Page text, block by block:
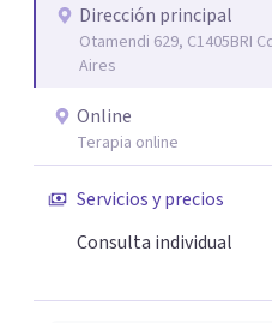
quien consulta.
Dirección principal
Otamendi 629, C1405BRI
Aires
Online
Terapia online
Servicios y precios
Consulta individual